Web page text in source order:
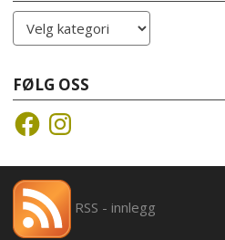
Kategorier
FØLG OSS
FacebookInstagram
RSS - innlegg